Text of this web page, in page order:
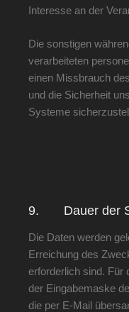
Interesse an der
Die sonstigen
verarbeiteten
einen Missbrauch
und die Sicherheit
Systeme
9. Dauer der
Die Daten werden
Erreichung des
erforderlich sind. Für
der Eingabemaske
die per E-Mail